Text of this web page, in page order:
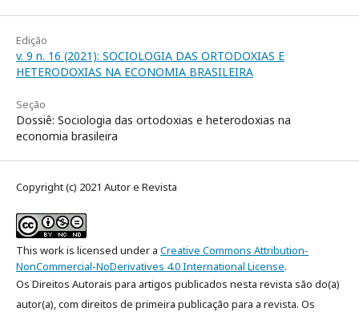
Edição
v. 9 n. 16 (2021): SOCIOLOGIA DAS ORTODOXIAS E
HETERODOXIAS NA ECONOMIA BRASILEIRA
Seção
Dossiê: Sociologia das ortodoxias e heterodoxias na
economia brasileira
Copyright (c) 2021 Autor e Revista
This work is licensed under a Creative Commons Attribution-
NonCommercial-NoDerivatives 4.0 International License.
Os Direitos Autorais para artigos publicados nesta revista são do(a)
autor(a), com direitos de primeira publicação para a revista. Os